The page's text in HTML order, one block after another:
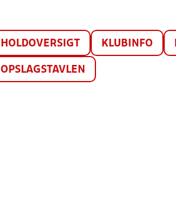
HOLDOVERSIGT KLUBINFO
OPSLAGSTAVLEN